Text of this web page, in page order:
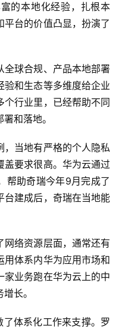
的本地化经验，扎根本
台的价值凸显，扮演了
全球合规、产品本地部署
验和生态等多维度给企业
行业里，已经帮助不同
和落地。
，当地有严格的个人隐私
盖要求很高。华为云通过
帮助奇瑞今年9月完成了
台建成后，奇瑞在当地能
网络资源层面，通常还有
用体系内华为应用市场和
家业务跑在华为云上的中
长。
了体系化工作来支撑。罗